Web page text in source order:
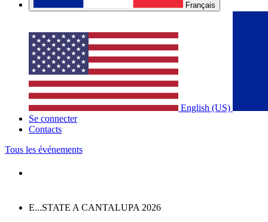
Français
English (US)
Se connecter
Contacts
Tous les événements
E...STATE A CANTALUPA 2026